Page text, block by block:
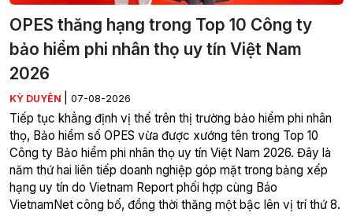
OPES thăng hạng trong Top 10 Công ty
bảo hiểm phi nhân thọ uy tín Việt Nam
2026
KỲ DUYÊN 07-08-2026
Tiếp tục khẳng định vị thế trên thị trường bảo hiểm phi nhân
thọ, Bảo hiểm số OPES vừa được xướng tên trong Top 10
Công ty Bảo hiểm phi nhân thọ uy tín Việt Nam 2026. Đây là
năm thứ hai liên tiếp doanh nghiệp góp mặt trong bảng xếp
hạng uy tín do Vietnam Report phối hợp cùng Báo
VietnamNet công bố, đồng thời thăng một bậc lên vị trí thứ 8.